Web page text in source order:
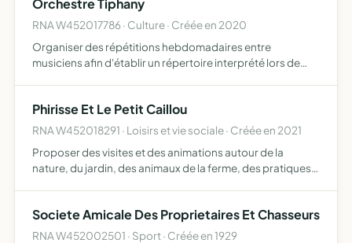
PERIODIQUES L'ORGANISATION DE MANIFESTATI…
Orchestre Tiphany
RNA W452017786 · Culture · Créée en 2020
Organiser des répétitions hebdomadaires entre
musiciens afin d'établir un répertoire interprété lors de
Phirisse Et Le Petit Caillou
RNA W452018291 · Loisirs et vie sociale · Créée en 2021
Proposer des visites et des animations autour de la
nature, du jardin, des animaux de la ferme, des pratiques
Societe Amicale Des Proprietaires Et Chasseurs
RNA W452002501 · Sport · Créée en 1929